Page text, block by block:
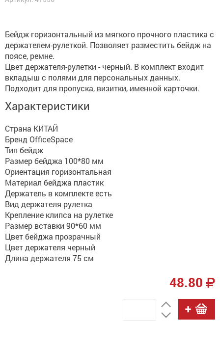
Бейдж горизонтальный из мягкого прочного пластика с
держателем-рулеткой. Позволяет разместить бейдж на
поясе, ремне.
Цвет держателя-рулетки - черный. В комплект входит
вкладыш с полями для персональных данных.
Подходит для пропуска, визитки, именной карточки.
Характеристики
Страна КИТАЙ
Бренд OfficeSpace
Тип бейдж
Размер бейджа 100*80 мм
Ориентация горизонтальная
Материал бейджа пластик
Держатель в комплекте есть
Вид держателя рулетка
Крепление клипса на рулетке
Размер вставки 90*60 мм
Цвет бейджа прозрачный
Цвет держателя черный
Длина держателя 75 см
48.80